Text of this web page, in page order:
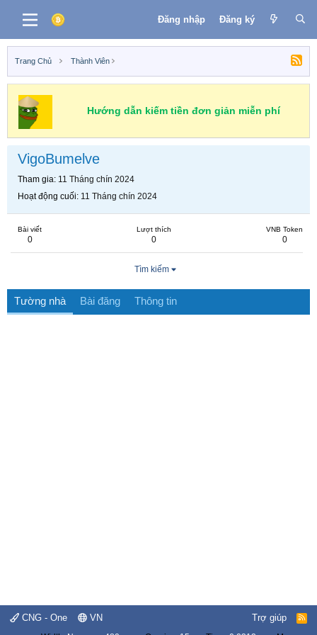
Đăng nhập Đăng ký
Trang Chủ Thành Viên
Hướng dẫn kiếm tiền đơn giản miễn phí
VigoBumelve
Tham gia 11 Tháng chín 2024
Hoạt động cuối 11 Tháng chín 2024
Bài viết
0
Lượt thích
0
VNB Token
0
Tìm kiếm
Tường nhà Bài đăng Thông tin
CNG - One VN Trợ giúp
R